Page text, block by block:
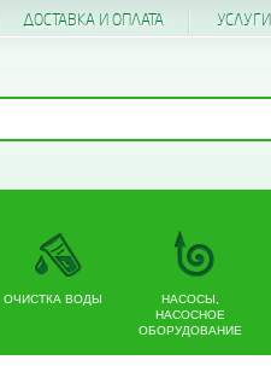
ДОСТАВКА И ОПЛАТА УСЛУГИ
ОЧИСТКА ВОДЫ
НАСОСЫ,
НАСОСНОЕ
ОБОРУДОВАНИЕ